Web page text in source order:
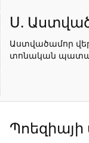
Ս.
Աստվածամոր
տոնական
Պոեզիայի